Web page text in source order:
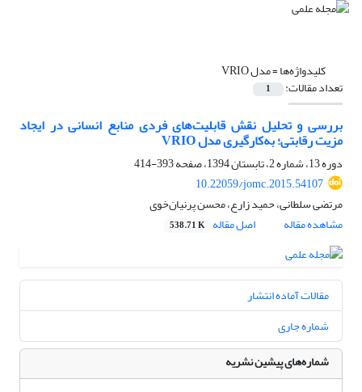
کلیدواژه‌ها =مدل VRIO
تعداد مقالات: 1
بررسی و تحلیل نقش قابلیت‌های فردی منابع انسانی در ایجاد
مزیت رقابتی؛ به‌کارگیری مدل VRIO
دوره 13، شماره 2، تابستان 1394، صفحه
393-414
10.22059/jomc.2015.54107
مرتضی سلطانی، حمید زارع، محسن پرنیان‌خوی
مشاهده مقاله
اصل مقاله 538.71 K
مقالات آماده انتشار
شماره جاری
شماره‌های پیشین نشریه